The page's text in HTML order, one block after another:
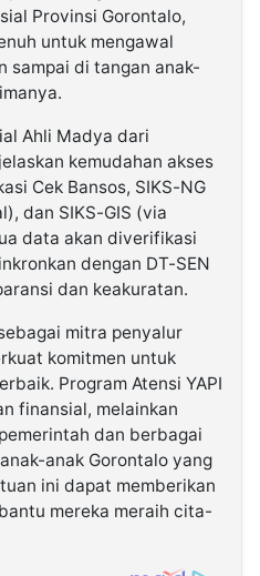
Provinsi Gorontalo,
untuk mengawal
sampai di tangan anak-
Ahli Madya dari
kemudahan akses
Cek Bansos, SIKS-NG
dan SIKS-GIS (via
data akan diverifikasi
dengan DT-SEN
dan keakuratan.
mitra penyalur
komitmen untuk
Program Atensi YAPI
finansial, melainkan
dan berbagai
anak Gorontalo yang
ini dapat memberikan
mereka meraih cita-